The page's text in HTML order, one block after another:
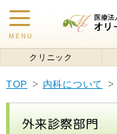
toggle
navigation
MENU
クリニック
TOP 内科について
外来診察部門